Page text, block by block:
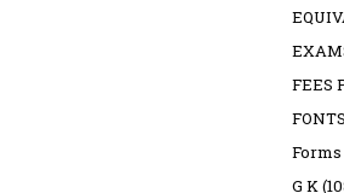
FEES
FONTS
Forms
G K